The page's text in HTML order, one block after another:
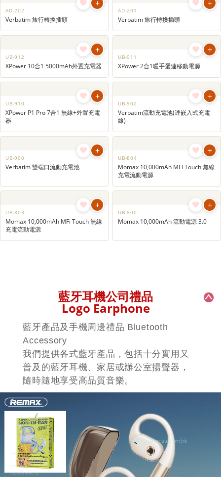
AD-129
Momax 旅行轉換插頭 USB充電功能
| 訂製禮品 印上公司Logo增加宣傳效
果 | 宣傳紀念品
UB-807
Momax Q.Power Air 2 + 無線充電流
+
AD-202
+
AD-201
UB-912
XPower 10合1 5000mAh外置充電器
UB-911
XPower 2合1暖手蛋連移動電源
XPower P1 Pro 7合1 無線+外置充電
器
+
UB-902
Verbatim流動充電池(連嵌入式充電
線)
+
UB-900
Verbatim 雙端口流動充電池
Momax 10,000mAh MFi Touch 無線
Momax 10,000mAh MFi Touch 無線
Momax 10,000mAh 流動電源 3.0
藍牙耳機公司禮品
Logo Earphone
藍牙產品及手機周邊禮品 Bluetooth
Accessory
我們提供各式藍牙產品，包括十分實用又
普及的藍牙耳機、家居或辦公室揚聲器，
隨時隨地享受高品質音樂。